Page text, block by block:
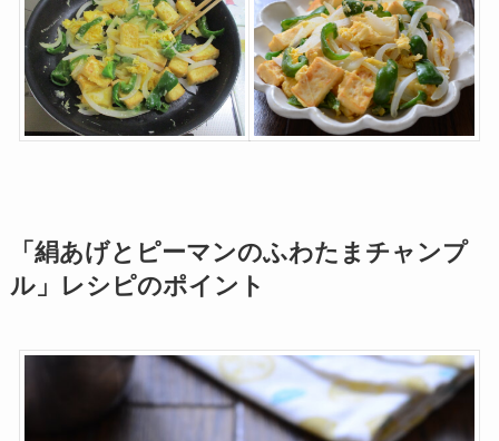
「絹あげとピーマンのふわたまチャンプ
ル」レシピのポイント